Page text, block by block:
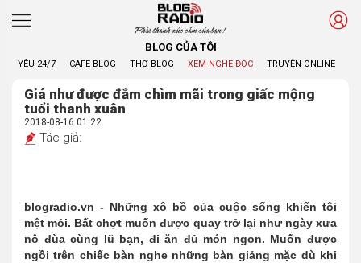
Phát thanh xúc cảm của bạn !
BLOG CỦA TÔI
YÊU 24/7 CAFE BLOG THƠ BLOG XEM NGHE ĐỌC TRUYỆN ONLINE
Giá như được đắm chìm mãi trong giấc mộng
tuổi thanh xuân
2018-08-16 01:22
Tác giả:
blogradio.vn - Những xô bồ của cuộc sống khiến tôi
mệt mỏi. Bất chợt muốn được quay trở lại như ngày xưa
nô đùa cùng lũ bạn, đi ăn đủ món ngon. Muốn được
ngồi trên chiếc bàn nghe những bàn giảng mặc dù khi